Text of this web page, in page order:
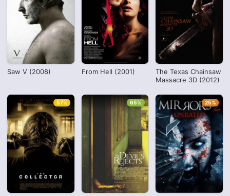
Saw V (2008) From Hell (2001)
The Texas Chainsaw
Massacre 3D (2012)
57% 65% 25%